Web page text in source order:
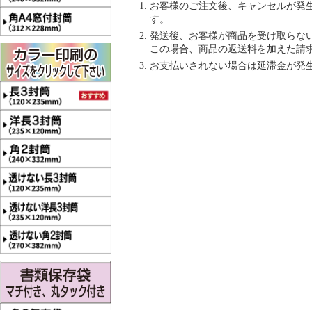
お客様のご注文後、キャンセルが発
す。
発送後、お客様が商品を受け取らな
この場合、商品の返送料を加えた請
お支払いされない場合は延滞金が発